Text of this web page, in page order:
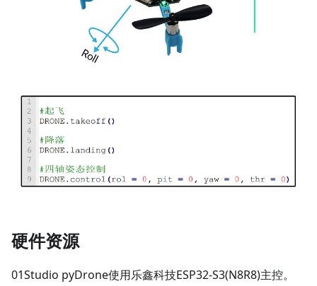
硬件资源
01Studio pyDrone使用乐鑫科技ESP32-S3(N8R8)主控。